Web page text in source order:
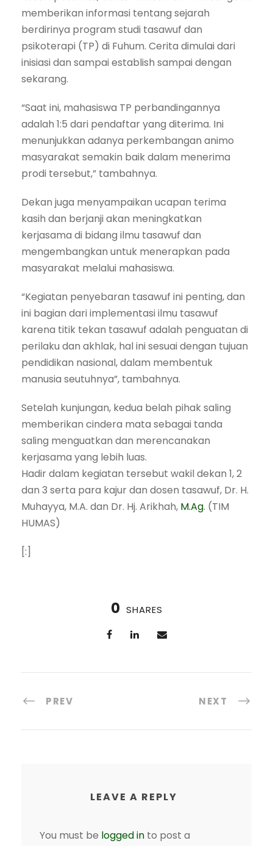
memberikan informasi tentang sejarah
berdirinya program studi tasawuf dan
psikoterapi (TP) di Fuhum. Cerita dimulai dari
inisiasi dan sampai establish sampai dengan
sekarang.
“Saat ini, mahasiswa TP perbandingannya
adalah 1:5 dari pendaftar yang diterima. Ini
menunjukkan adanya perkembangan animo
masyarakat semakin baik dalam menerima
prodi tersebut,” tambahnya.
Dekan juga menyampaikan ucapan terima
kasih dan berjanji akan meningkatkan
kerjasama di bidang ilmu tasawuf dan
mengembangkan untuk menerapkan pada
masyarakat melalui mahasiswa.
“Kegiatan penyebaran tasawuf ini penting, dan
ini bagian dari implementasi ilmu tasawuf
karena titik tekan tasawuf adalah penguatan di
perilaku dan akhlak, hal ini sesuai dengan tujuan
pendidikan nasional, dalam membentuk
manusia seutuhnya”, tambahnya.
Setelah kunjungan, kedua belah pihak saling
memberikan cindera mata sebagai tanda
saling menguatkan dan merencanakan
kerjasama yang lebih luas.
Hadir dalam kegiatan tersebut wakil dekan 1, 2
dan 3 serta para kajur dan dosen tasawuf, Dr. H.
Muhayya, M.A. dan Dr. Hj. Arikhah, M.Ag. (TIM
HUMAS)
[:]
0 SHARES
PREV NEXT
LEAVE A REPLY
You must be logged in to post a